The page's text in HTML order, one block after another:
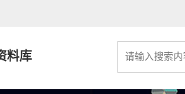
料库